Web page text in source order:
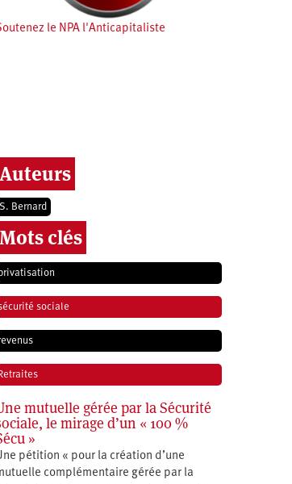
le NPA l'Anticapitaliste
Auteurs
S. Bernard
Mots clés
sociale
Retraites
mutuelle gérée par la Sécurité
le mirage d’un « 100 %
»
pétition « pour la création d’une
complémentaire gérée par la